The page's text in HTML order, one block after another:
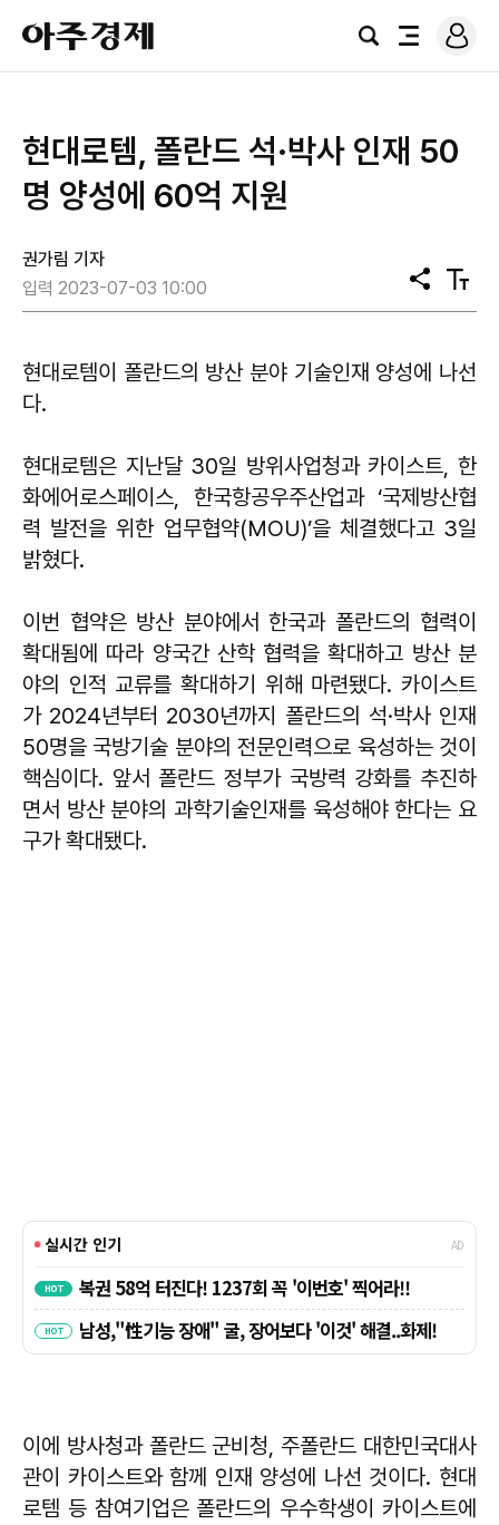
아
주
경
검
전
로
그
현대로템, 폴란드 석·박사 인재 50
명 양성에 60억 지원
권가림 기자
입력 2023-07-03 10:00
공
유
텍
스
기
현대로템이 폴란드의 방산 분야 기술인재 양성에 나선
다.
현대로템은 지난달 30일 방위사업청과 카이스트, 한
화에어로스페이스, 한국항공우주산업과 ‘국제방산협
력 발전을 위한 업무협약(MOU)’을 체결했다고 3일
밝혔다.
이번 협약은 방산 분야에서 한국과 폴란드의 협력이
확대됨에 따라 양국간 산학 협력을 확대하고 방산 분
야의 인적 교류를 확대하기 위해 마련됐다. 카이스트
가 2024년부터 2030년까지 폴란드의 석·박사 인재
50명을 국방기술 분야의 전문인력으로 육성하는 것이
핵심이다. 앞서 폴란드 정부가 국방력 강화를 추진하
면서 방산 분야의 과학기술인재를 육성해야 한다는 요
구가 확대됐다.
이에 방사청과 폴란드 군비청, 주폴란드 대한민국대사
관이 카이스트와 함께 인재 양성에 나선 것이다. 현대
로템 등 참여기업은 폴란드의 우수학생이 카이스트에